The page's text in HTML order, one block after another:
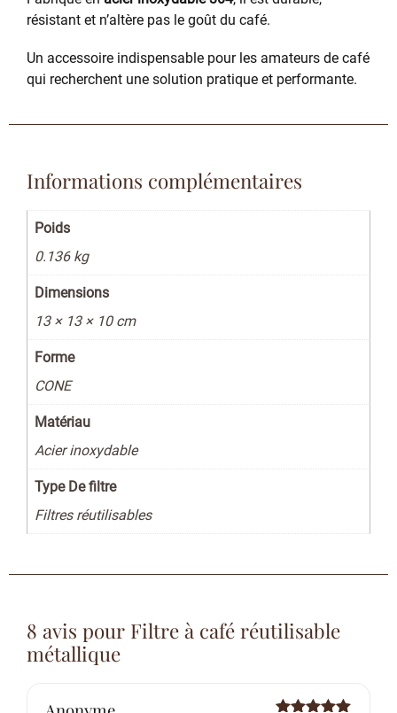
résistant et n’altère pas le goût du café.
Un accessoire indispensable pour les amateurs de café
qui recherchent une solution pratique et performante.
Informations complémentaires
Poids
0.136 kg
Dimensions
13 × 13 × 10 cm
Forme
CONE
Matériau
Acier inoxydable
Type De filtre
Filtres réutilisables
8 avis pour Filtre à café réutilisable
métallique